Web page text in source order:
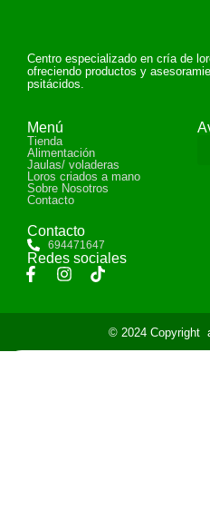
Centro especializado en cría de
ofreciendo productos y
psitácidos.
Menú
Tienda
Alimentación
Jaulas/ voladeras
Loros criados a mano
Sobre Nosotros
Contacto
Contacto
694471647
Redes sociales
© 2024 Copyright